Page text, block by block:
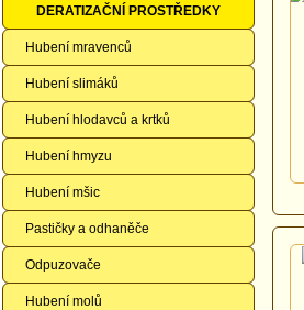
DERATIZAČNÍ PROSTŘEDKY
Hubení mravenců
Hubení slimáků
Hubení hlodavců a krtků
Hubení hmyzu
Hubení mšic
Pastičky a odhaněče
Odpuzovače
Hubení molů